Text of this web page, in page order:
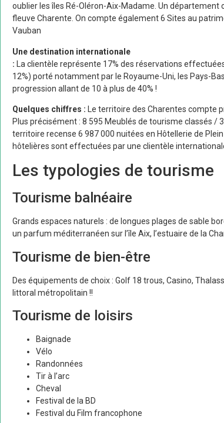
oublier les îles Ré-Oléron-Aix-Madame. Un
fleuve Charente. On compte également 6 Sites au
Vauban
Une destination internationale
: La clientèle représente 17% des réservations
12%) porté notamment par le Royaume-Uni, les Pays-
progression allant de 10 à plus de 40% !
Quelques chiffres :
Le territoire des Charentes compte
Plus précisément : 8 595 Meublés de tourisme classés
territoire recense 6 987 000 nuitées en Hôtellerie de
hôtelières sont effectuées par une clientèle
Les typologies de tourisme
Tourisme balnéaire
Grands espaces naturels : de longues plages de sable
un parfum méditerranéen sur l’île Aix, l’estuaire de la
Tourisme de bien-être
Des équipements de choix : Golf 18 trous, Casino,
littoral métropolitain !!
Tourisme de loisirs
Baignade
Vélo
Randonnées
Tir à l’arc
Cheval
Festival de la BD
Festival du Film francophone